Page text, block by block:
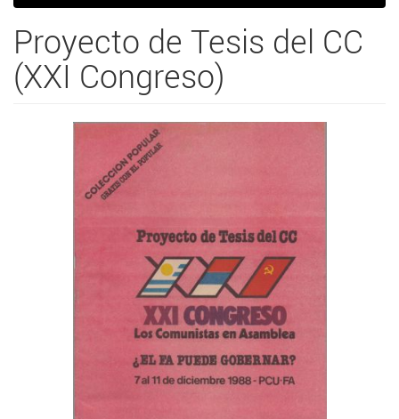
Proyecto de Tesis del CC
(XXI Congreso)